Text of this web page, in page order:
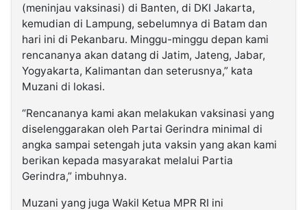
(meninjau vaksinasi) di Banten, di DKI Jakarta,
kemudian di Lampung, sebelumnya di Batam dan
hari ini di Pekanbaru. Minggu-minggu depan kami
rencananya akan datang di Jatim, Jateng, Jabar,
Yogyakarta, Kalimantan dan seterusnya,” kata
Muzani di lokasi.
“Rencananya kami akan melakukan vaksinasi yang
diselenggarakan oleh Partai Gerindra minimal di
angka sampai setengah juta vaksin yang akan kami
berikan kepada masyarakat melalui Partia
Gerindra,” imbuhnya.
Muzani yang juga Wakil Ketua MPR RI ini